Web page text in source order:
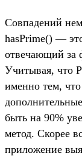
Совпадений
hasPrime() —
отвечающий за
Учитывая, что
именно тем,
быть на 90%
метод. Скорее
приложение